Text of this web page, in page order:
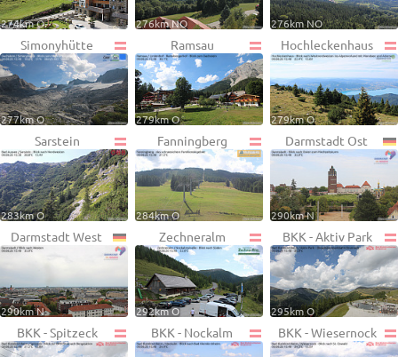
274km O 276km NO 276km NO
Simonyhütte
277km O
Ramsau
279km O
Hochleckenhaus
279km O
Sarstein
283km O
Fanningberg
284km O
Darmstadt Ost
290km N
Darmstadt West
290km N
Zechneralm
292km O
BKK - Aktiv Park
295km O
BKK - Spitzeck BKK - Nockalm BKK - Wiesernock